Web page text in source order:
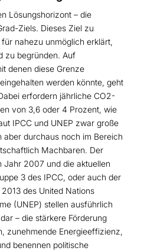
Lösungshorizont – die
Ziels. Dieses Ziel zu
nahezu unmöglich erklärt,
zu begründen. Auf
denen diese Grenze
werden könnte, geht
erfordern jährliche CO2-
von 3,6 oder 4 Prozent, wie
IPCC und UNEP zwar große
aber durchaus noch im Bereich
Machbaren. Der
Jahr 2007 und die aktuellen
3 des IPCC, oder auch der
des United Nations
(UNEP) stellen ausführlich
– die stärkere Förderung
zunehmende Energieeffizienz,
benennen politische